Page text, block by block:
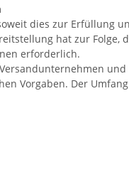
dies zur Erfüllung
hat zur Folge,
erforderlich.
Vorgaben. Der